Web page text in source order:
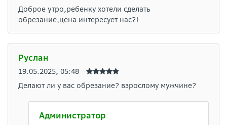
Доброе утро,ребенку хотели сделать
обрезание,цена интересует нас?!
Руслан
19.05.2025, 05:48
Делают ли у вас обрезание? взрослому мужчине?
Администратор